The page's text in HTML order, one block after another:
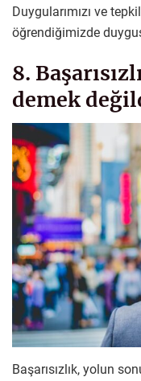
Duygularımızı ve
öğrendiğimizde
8.
demek
Başarısızlık, yolun